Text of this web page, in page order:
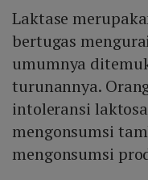
Laktase
bertugas
umumnya
turunannya.
intoleransi
mengonsumsi
mengonsumsi